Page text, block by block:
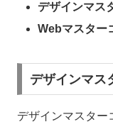
デザインマス
Webマスター
デザインマス
デザインマスター